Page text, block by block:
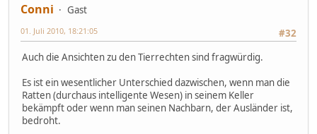
Conni
Gast
#32
01. Juli 2010, 18:21:05
Auch die Ansichten zu den Tierrechten sind fragwürdig.
Es ist ein wesentlicher Unterschied dazwischen, wenn man die
Ratten (durchaus intelligente Wesen) in seinem Keller
bekämpft oder wenn man seinen Nachbarn, der Ausländer ist,
bedroht.